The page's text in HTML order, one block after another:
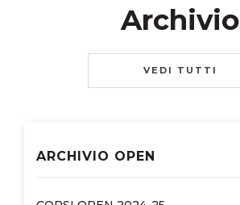
Archivio
VEDI TUTTI
ARCHIVIO OPEN